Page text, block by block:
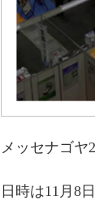
メッセナゴヤ
日時は11月8